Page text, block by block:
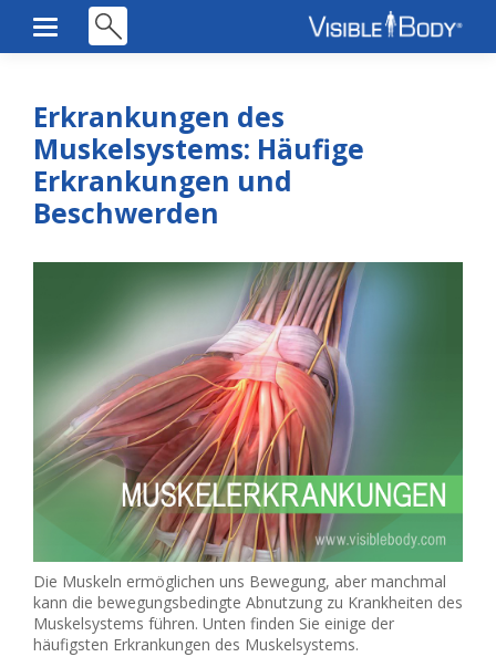
Erkrankungen des
Muskelsystems: Häufige
Erkrankungen und
Beschwerden
Die Muskeln ermöglichen uns Bewegung, aber manchmal
kann die bewegungsbedingte Abnutzung zu Krankheiten des
Muskelsystems führen. Unten finden Sie einige der
häufigsten Erkrankungen des Muskelsystems.